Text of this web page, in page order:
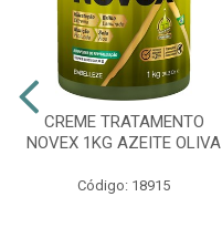
CREME TRATAMENTO
NOVEX 1KG AZEITE OLIVA
Código: 18915